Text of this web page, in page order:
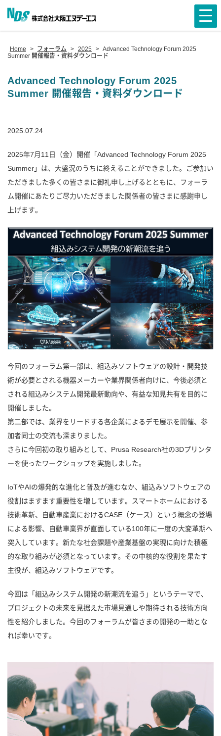
Home > フォーラム > 2025 > Advanced Technology Forum 2025
Summer 開催報告・資料ダウンロード
Advanced Technology Forum 2025
Summer 開催報告・資料ダウンロード
2025.07.24
2025年7月11日（金）開催「Advanced Technology Forum 2025
Summer」は、大盛況のうちに終えることができました。ご参加い
ただきました多くの皆さまに御礼申し上げるとともに、フォーラ
ム開催にあたりご尽力いただきました関係者の皆さまに感謝申し
上げます。
今回のフォーラム第一部は、組込みソフトウェアの設計・開発技
術が必要とされる機器メーカーや業界関係者向けに、今後必須と
される組込みシステム開発最新動向や、有益な知見共有を目的に
開催しました。
第二部では、業界をリードする各企業によるデモ展示を開催、参
加者同士の交流も深まりました。
さらに今回初の取り組みとして、Prusa Research社の3Dプリンタ
ーを使ったワークショップを実施しました。
IoTやAIの爆発的な進化と普及が進むなか、組込みソフトウェアの
役割はますます重要性を増しています。スマートホームにおける
技術革新、自動車産業におけるCASE（ケース）という概念の登場
による影響、自動車業界が直面している100年に一度の大変革期へ
突入しています。新たな社会課題や産業基盤の実現に向けた積極
的な取り組みが必須となっています。その中核的な役割を果たす
主役が、組込みソフトウェアです。
今回は「組込みシステム開発の新潮流を追う」というテーマで、
プロジェクトの未来を見据えた市場見通しや期待される技術方向
性を紹介しました。今回のフォーラムが皆さまの開発の一助とな
れば幸いです。